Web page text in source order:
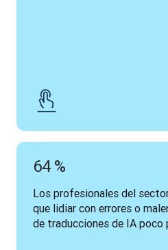
64 %
Los profesionales del
que lidiar con errores o
de traducciones de IA poco